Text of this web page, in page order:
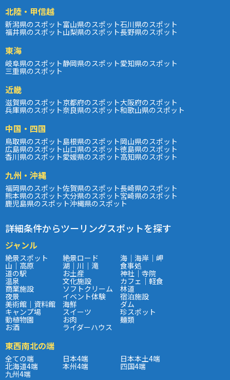
北陸・甲信越
新潟県のスポット富山県のスポット石川県のスポット
福井県のスポット山梨県のスポット長野県のスポット
東海
岐阜県のスポット静岡県のスポット愛知県のスポット
三重県のスポット
近畿
滋賀県のスポット京都府のスポット大阪府のスポット
兵庫県のスポット奈良県のスポット和歌山県のスポット
中国・四国
鳥取県のスポット島根県のスポット岡山県のスポット
広島県のスポット山口県のスポット徳島県のスポット
香川県のスポット愛媛県のスポット高知県のスポット
九州・沖縄
福岡県のスポット佐賀県のスポット長崎県のスポット
熊本県のスポット大分県のスポット宮崎県のスポット
鹿児島県のスポット沖縄県のスポット
詳細条件からツーリングスポットを探す
ジャンル
絶景スポット 絶景ロード 海｜海岸｜岬
山｜高原 湖｜川｜滝 食事処
道の駅 お土産 神社｜寺院
温泉 文化施設 カフェ｜軽食
商業施設 ソフトクリーム 林道
夜景 イベント体験 宿泊施設
美術館｜資料館 海鮮 ダム
キャンプ場 スイーツ 珍スポット
動植物園 お肉 麺類
お酒 ライダーハウス
東西南北の端
全ての端 日本4端 日本本土4端
北海道4端 本州4端 四国4端
九州4端